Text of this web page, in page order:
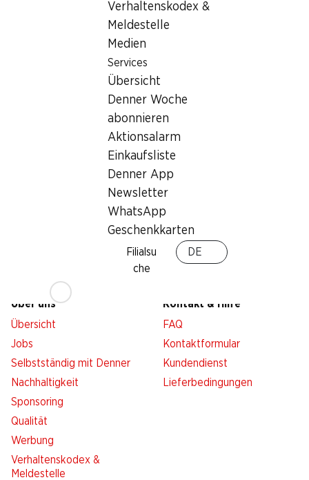
Verhaltenskodex &
Meldestelle
Medien
Services
Übersicht
Denner Woche
abonnieren
Aktionsalarm
Einkaufsliste
Denner App
Newsletter
WhatsApp
Geschenkkarten
Filialsu
che
DE
neusten Stand. Melden Sie sich jetzt an!
Denner Woche abonnieren
Neue Standorte
Über uns
Übersicht
Jobs
Selbstständig mit Denner
Nachhaltigkeit
Sponsoring
Qualität
Werbung
Verhaltenskodex &
Meldestelle
Kontakt & Hilfe
FAQ
Kontaktformular
Kundendienst
Lieferbedingungen